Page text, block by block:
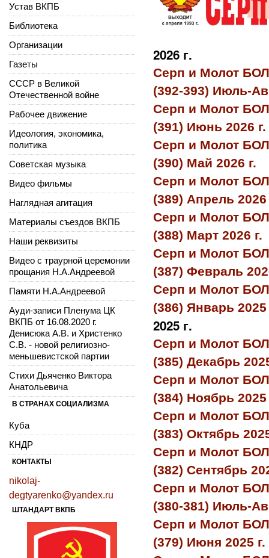
2026 г.
Серп и Молот
(392-393) Июль-
Серп и Молот
(391) Июнь 2026 г.
Серп и Молот
(390) Май 2026 г.
Серп и Молот
(389) Апрель 2026
Серп и Молот
(388) Март 2026 г.
Серп и Молот
(387) Февраль
Серп и Молот
(386) Январь 2025
2025 г.
Серп и Молот
(385) Декабрь
Серп и Молот
(384) Ноябрь 2025
Серп и Молот
(383) Октябрь
Серп и Молот
(382) Сентябрь
Серп и Молот
(380-381) Июль-
Серп и Молот
(379) Июня 2025 г.
Устав ВКПБ
Библиотека
Организации
Газеты
СССР в Великой
Отечественной войне
Рабочее движение
Идеология, экономика,
политика
Советская музыка
Видео фильмы
Наглядная агитация
Материалы съездов ВКПБ
Наши реквизиты
Видео с траурной церемонии
прощания Н.А.Андреевой
Памяти Н.А.Андреевой
Ауди-записи Пленума ЦК
ВКПБ от 16.08.2020 г.
Денисюка А.В. и Христенко
С.В. - новой религиозно-
меньшевистской партии
Стихи Дьяченко Виктора
Анатольевича
В СТРАНАХ СОЦИАЛИЗМА
Куба
КНДР
КОНТАКТЫ
nikolaj-
degtyarenko@yandex.ru
ШТАНДАРТ ВКПБ